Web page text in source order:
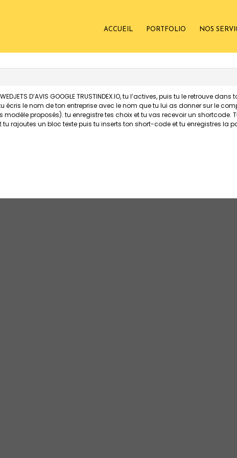
ACCUEIL PORTFOLIO NOS
D’AVIS GOOGLE TRUSTINDEX.IO, tu l’actives, puis tu le
écris le nom de ton entreprise avec le nom que tu lui as donner sur le
modèle proposés). tu enregistre tes choix et tu vas recevoir un
rajoutes un bloc texte puis tu inserts ton short-code et tu enregistres la